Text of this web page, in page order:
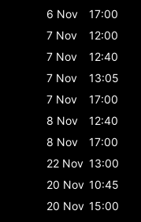
6 Nov
17:00
7 Nov
12:00
7 Nov
12:40
7 Nov
13:05
7 Nov
17:00
8 Nov
12:40
8 Nov
17:00
22 Nov 13:00
20 Nov 10:45
20 Nov 15:00